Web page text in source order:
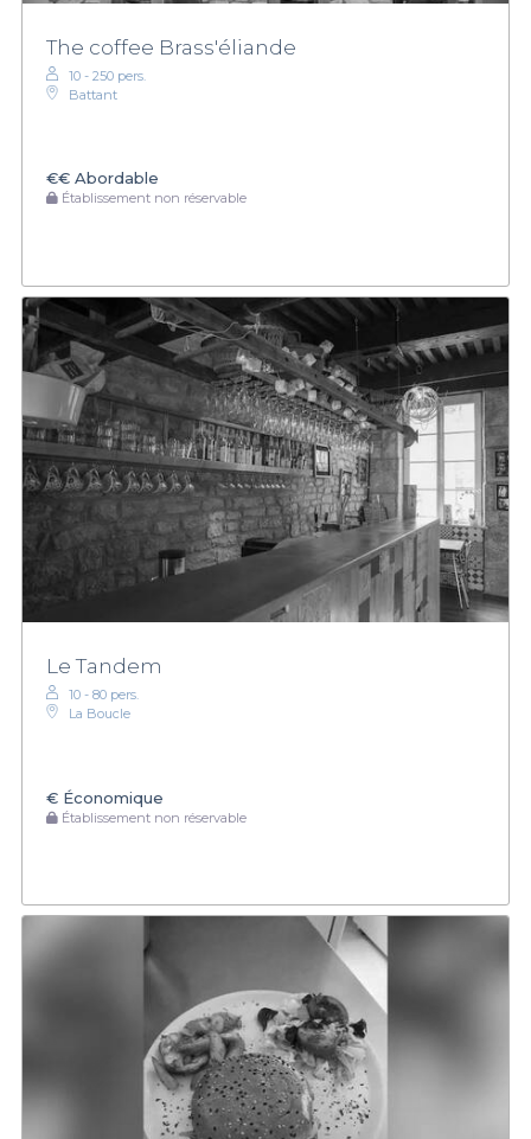
The coffee Brass'éliande
10 - 250 pers.
Battant
€€ Abordable
Établissement non réservable
Le Tandem
10 - 80 pers.
La Boucle
€ Économique
Établissement non réservable